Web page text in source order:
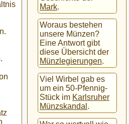
Mark.
Woraus bestehen
unsere Münzen?
Eine Antwort gibt
diese Übersicht der
Münzlegierungen.
Viel Wirbel gab es
um ein 50-Pfennig-
Stück im Karlsruher
Münzskandal .